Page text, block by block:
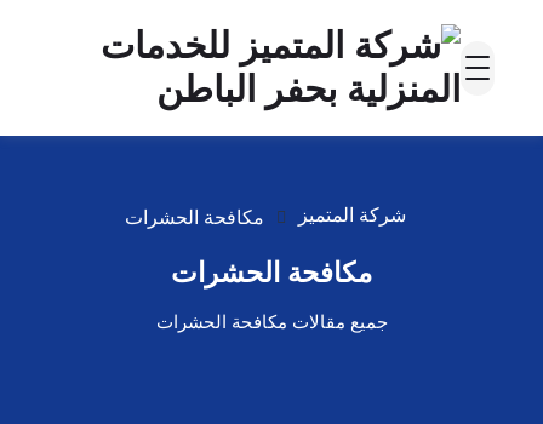
شركة المتميز مكافحة الحشرات
مكافحة الحشرات
جميع مقالات مكافحة الحشرات